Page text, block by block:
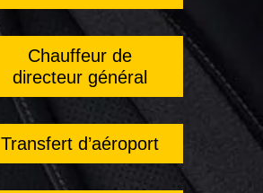
Chauffeur de
directeur général
Transfert d’aéroport